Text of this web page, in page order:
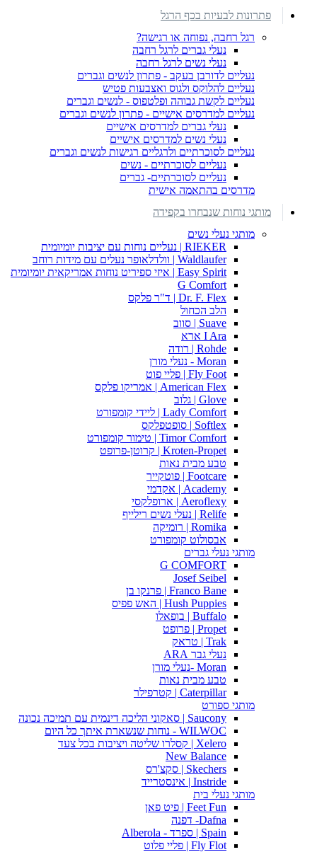
פתרונות לבעיות בכף הרגל
רגל רחבה, נפוחה או רגישה?
נעלי גברים לרגל רחבה
נעלי נשים לרגל רחבה
נעליים לדורבן בעקב - פתרון לנשים וגברים
נעליים להלוקס ולגוס ואצבעות פטיש
נעליים לקשת גבוהה ופלטפוס - לנשים וגברים
נעליים למדרסים אישיים - פתרון לנשים וגברים
נעלי גברים למדרסים אישיים
נעלי נשים למדרסים אישיים
נעליים לסוכרתיים ולרגליים רגישות לנשים וגברים
נעליים לסוכרתיים - נשים
נעליים לסוכרתיים- גברים
מדרסים בהתאמה אישית
מותגי נוחות שנבחרו בקפידה
מותגי נעלי נשים
RIEKER | נעליים נוחות עם יציבות יומיומית
Waldlaufer | וולדלאופר נעלים עם מידות רוחב
Easy Spirit | איזי ספיריט נוחות אמריקאית יומיומית
G Comfort
Dr. F. Flex | ד"ר פלקס
הלב הכחול
Suave | סווב
I Ara ארא
Rohde | רודה
Moran - נעלי מורן
Fly Foot | פליי פוט
American Flex | אמריקו פלקס
Glove | גלוב
Lady Comfort | ליידי קומפורט
Softlex | סופטפלקס
Timor Comfort | טימור קומפורט
Kroten-Propet | קרוטן-פרופט
טבע מבית נאות
Footcare | פוטקייר
Academy | אקדמי
Aeroflexy | ארופלקסי
Relife | נעלי נשים רילייף
Romika | רומיקה
אבסולוט קומפורט
מותגי נעלי גברים
G COMFORT
Josef Seibel
Franco Bane | פרנקו בן
Hush Puppies | האש פפיס
Buffalo | בופאלו
Propet | פרופט
Trak | טראק
נעלי גבר ARA
Moran -נעלי מורן
טבע מבית נאות
Caterpillar | קטרפילר
מותגי ספורט
Saucony | סאקוני הליכה דינמית עם תמיכה נכונה
WILWOC - נוחות שנשארת איתך כל היום
Xelero | קסלרו שליטה ויציבות בכל צעד
New Balance
Skechers | סקצ'רס
Instride | אינסטרייד
מותגי נעלי בית
Feet Fun | פיט פאן
Dafna- דפנה
Spain | ספרד - Alberola
Fly Flot | פליי פלוט